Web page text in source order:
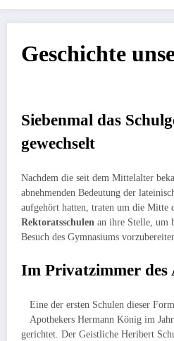
Geschichte
Siebenmal das
gewechselt
Nachdem die seit dem Mittelalter
ab­neh­menden Bedeutung der
aufgehört hatten, traten um die Mitte
Rektoratsschulen an ihre Stelle, um
Besuch des Gymnasiums
Im Privatzimmer des
Eine der ersten Schulen dieser
Apothekers Hermann König im
gerichtet. Der Geistliche Heri­bert